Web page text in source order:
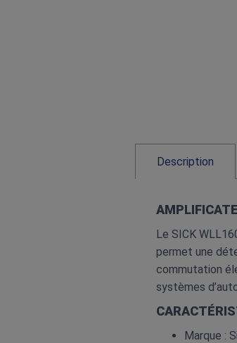
Description
Le SICK
permet une
commutation
systèmes
Marque :